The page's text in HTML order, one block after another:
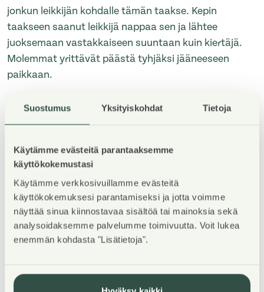
Suostumus Yksityiskohdat Tietoja
Käytämme evästeitä parantaaksemme
käyttökokemustasi
Käytämme verkkosivuillamme evästeitä
käyttökokemuksesi parantamiseksi ja jotta voimme
näyttää sinua kiinnostavaa sisältöä tai mainoksia sekä
analysoidaksemme palvelumme toimivuutta. Voit lukea
enemmän kohdasta "Lisätietoja".
jonkun leikkijän kohdalle tämän taakse. Kepin
taakseen saanut leikkijä nappaa sen ja lähtee
juoksemaan vastakkaiseen suuntaan kuin kiertäjä.
Molemmat yrittävät päästä tyhjäksi jääneeseen
paikkaan.
Se, joka ei ehdi ensimmäisenä paikalle, jatkaa
kiertäjänä. Ympyrän keskelle on piirretty myös
ei huomaa keppiä sillä aikaa, kun kiertäjä on tehnyt
kepin jätön jälkeen kokonaisen kierroksen.
Tervapadasta pääsee pois, kun seuraava leikkijä
joutuu sinne.
Viimeinen pari uunista ulos
Leikkipaikaksi valitaan tasainen alue pihalla. Leikkijät